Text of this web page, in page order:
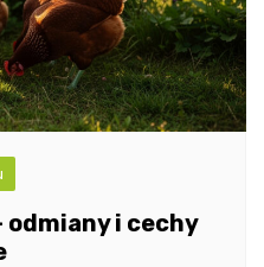
odmiany i cechy